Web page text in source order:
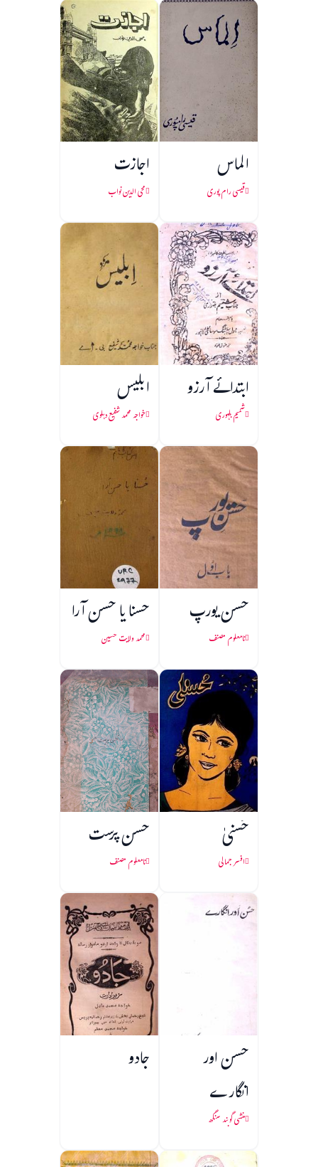
الماس
قیسی رام پوری
اجازت
محی الدین نواب
ابتدائے آرزو
شمیم بلہوری
ابلیس
خواجہ محمد شفیع دہلوی
حسن یورپ
نامعلوم مصنف
حسنا یا حسن آرا
محمد ولایت حسین
حُسنیٰ
افسر جمالی
حسن پرست
نامعلوم مصنف
حسن اور
انگارے
منشی گوبند سنگھ
جادو